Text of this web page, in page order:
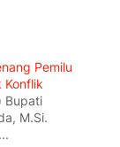
Pemilu
Konflik
Bupati
M.Si.